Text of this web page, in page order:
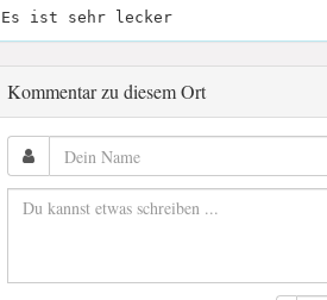
Es ist sehr lecker
Kommentar zu diesem Ort